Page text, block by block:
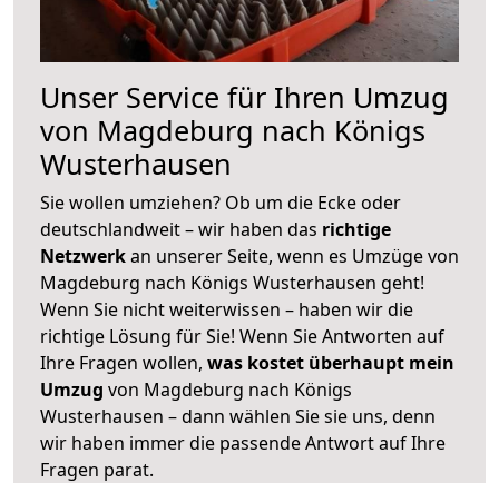
Unser Service für Ihren Umzug
von Magdeburg nach Königs
Wusterhausen
Sie wollen umziehen? Ob um die Ecke oder
deutschlandweit – wir haben das richtige
Netzwerkan unserer Seite, wenn es Umzüge von
Magdeburg nach Königs Wusterhausen geht!
Wenn Sie nicht weiterwissen – haben wir die
richtige Lösung für Sie! Wenn Sie Antworten auf
Ihre Fragen wollen, was kostet überhaupt mein
Umzug von Magdeburg nach Königs
Wusterhausen – dann wählen Sie sie uns, denn
wir haben immer die passende Antwort auf Ihre
Fragen parat.